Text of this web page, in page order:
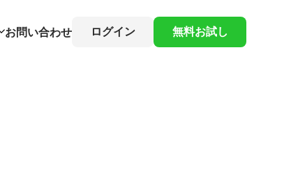
お問い合わせ ログイン 無料お試し